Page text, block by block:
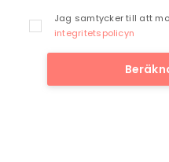
Jag samtycker till att
integritetspolicyn